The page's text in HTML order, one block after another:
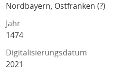
Nordbayern, Ostfranken (?)
Jahr
1474
Digitalisierungsdatum
2021